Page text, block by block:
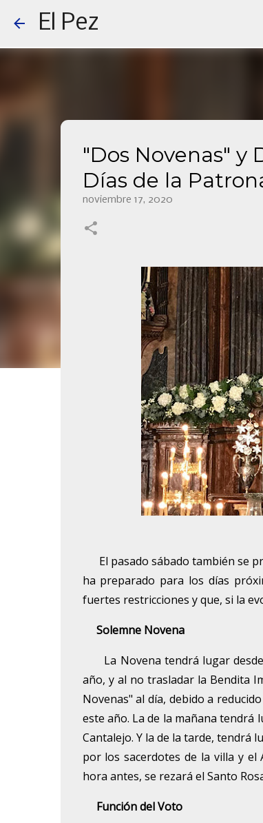
El Pez
"Dos Novenas" y
Días de la
noviembre 17, 2020
El pasado sábado también se
ha preparado para los días
fuertes restricciones y que, si la
Solemne Novena
La Novena tendrá lugar
año, y al no trasladar la Bendita
Novenas" al día, debido a
este año. La de la mañana tendrá
Cantalejo. Y la de la tarde, tendrá
por los sacerdotes de la villa y el
hora antes, se rezará el Santo
Función del Voto